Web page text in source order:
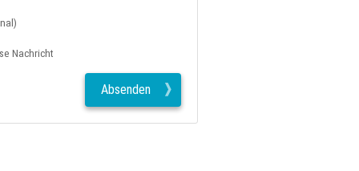
Nachricht
Absenden